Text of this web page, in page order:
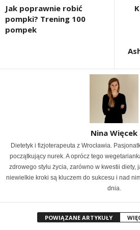
Jak poprawnie robić
pompki? Trening 100
pompek
Nina Więcek
Dietetyk i fizjoterapeuta z Wrocławia.
początkujący nurek. A oprócz tego
zdrowego stylu życia, zarówno w kwestii diety,
niewielkie kroki są kluczem do sukcesu i nad
dnia.
POWIĄZANE ARTYKUŁY